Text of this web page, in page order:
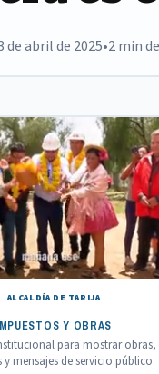
de abril de 2025•2 min
ALCALDÍA DE TARIJA
Y OBRAS
para mostrar obras,
y mensajes de servicio público.